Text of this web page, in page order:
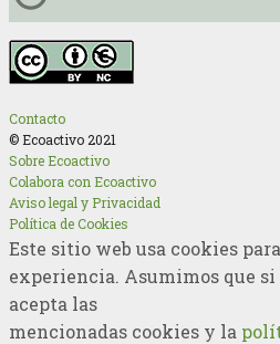
Contacto
© Ecoactivo 2021
Sobre Ecoactivo
Colabora con Ecoactivo
Aviso legal y Privacidad
Política de Cookies
Este sitio web usa cookies
experiencia. Asumimos que
acepta las
mencionadas cookies y la